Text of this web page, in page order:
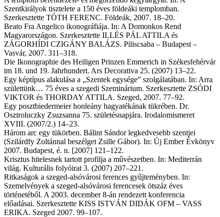
Szentkirályok tisztelete a 150 éves földeáki templomban.
Szerkesztette TÓTH FERENC. Földeák, 2007. 18–20.
Beato Fra Angelico ikonográfiája. In: A Domonkos Rend
Magyarországon. Szerkesztette ILLÉS PÁL ATTILA és
ZÁGORHÍDI CZIGÁNY BALÁZS. Piliscsaba – Budapest –
Vasvár, 2007. 311–318.
Die Ikonographie des Heiligen Prinzen Emmerich in Székesfehérvár
im 18. und 19. Jahrhundert. Ars Decorativa 25. (2007) 13–22.
Egy képtípus alakulása a „Szentek egysége” szolgálatában. In: Arra
születtünk… 75 éves a szegedi Szeminárium. Szerkesztette ZSÓDI
VIKTOR és THORDAY ATTILA. Szeged, 2007. 77–92.
Egy posztbiedermeier honleány hagyatékának tükrében. Dr.
Osztroluczky Zsuzsanna 75. születésnapjára. Irodalomismeret
XVIII. (2007/2.) 14–23.
Három arc egy tükörben. Bálint Sándor legkedvesebb szentjei
(Szilárdfy Zoltánnal beszélget Zsille Gábor). In: Új Ember Évkönyv
2007. Budapest, é. n. [2007] 121–122.
Krisztus hitelesnek tartott profilja a művészetben. In: Mediterrán
világ. Kulturális folyóirat 3. (2007) 207–221.
Ritkaságok a szeged-alsóvárosi ferences gyűjteményben. In:
Szemelvények a szeged-alsóvárosi ferencesek ötszáz éves
történetéből. A 2003. december 8-án rendezett konferencia
előadásai. Szerkesztette KISS ISTVÁN DIDÁK OFM – VASS
ERIKA. Szeged 2007. 99–107.